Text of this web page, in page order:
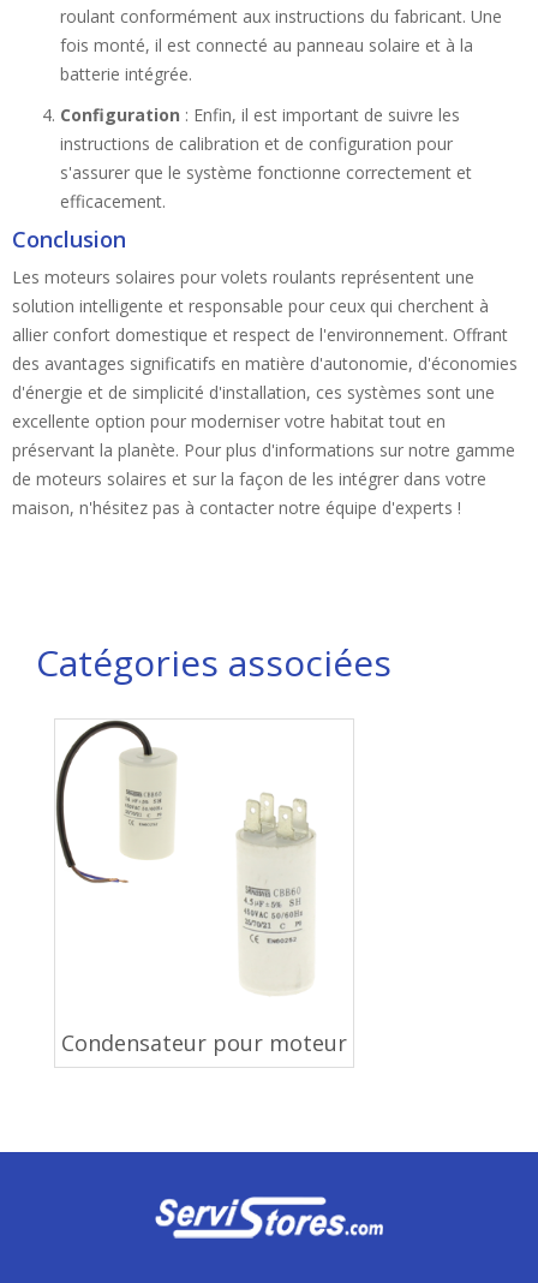
roulant conformément aux instructions du fabricant. Une
fois monté, il est connecté au panneau solaire et à la
batterie intégrée.
Configuration : Enfin, il est important de suivre les
instructions de calibration et de configuration pour
s'assurer que le système fonctionne correctement et
efficacement.
Conclusion
Les moteurs solaires pour volets roulants représentent une
solution intelligente et responsable pour ceux qui cherchent à
allier confort domestique et respect de l'environnement. Offrant
des avantages significatifs en matière d'autonomie, d'économies
d'énergie et de simplicité d'installation, ces systèmes sont une
excellente option pour moderniser votre habitat tout en
préservant la planète. Pour plus d'informations sur notre gamme
de moteurs solaires et sur la façon de les intégrer dans votre
maison, n'hésitez pas à contacter notre équipe d'experts !
Catégories associées
Condensateur pour moteur